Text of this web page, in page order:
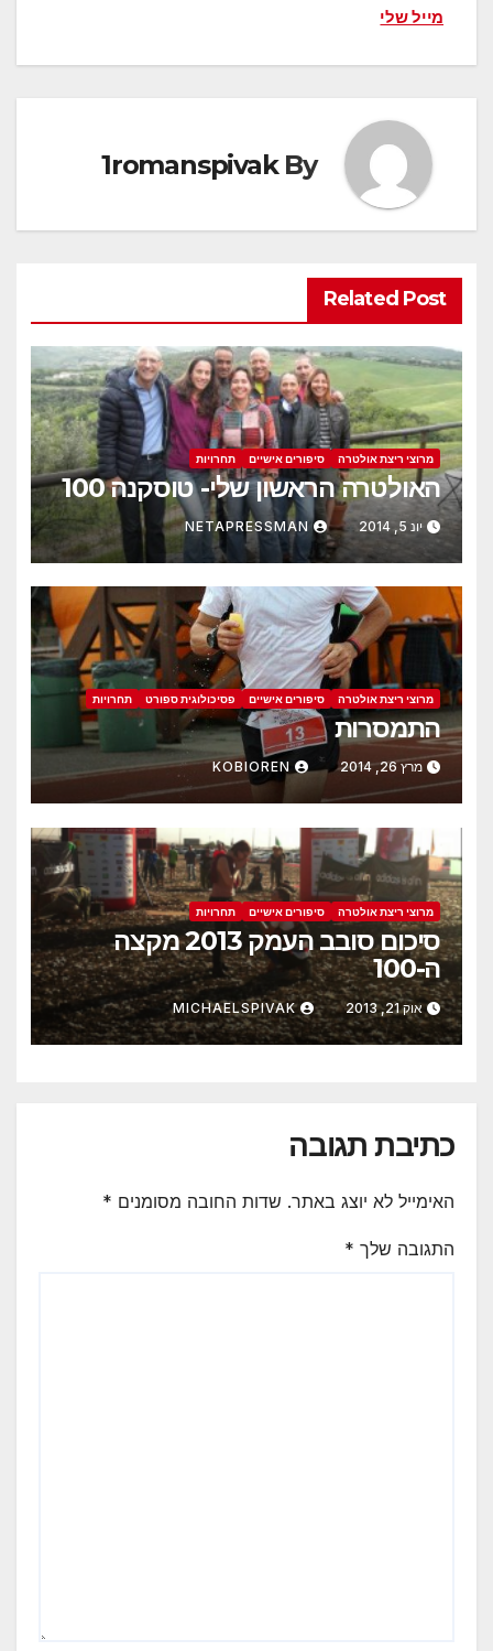
מייל שלי
By
1romanspivak
Related Post
מרוצי ריצת אולטרה סיפורים אישיים תחרויות
האולטרה הראשון שלי- טוסקנה 100
יונ 5, 2014 NETAPRESSMAN
מרוצי ריצת אולטרה סיפורים אישיים פסיכולוגית ספורט תחרויות
התמסרות
מרץ 26, 2014 KOBIOREN
מרוצי ריצת אולטרה סיפורים אישיים תחרויות
סיכום סובב העמק 2013 מקצה
ה-100
אוק 21, 2013 MICHAELSPIVAK
כתיבת תגובה
האימייל לא יוצג באתר. שדות החובה מסומנים *
התגובה שלך *